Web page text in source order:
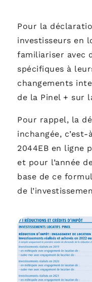
Pour la
investisseurs en
familiariser avec
spécifiques à
changements
de la Pinel + sur
Pour rappel, la
inchangée,
2044EB en ligne
et pour l’année
base de ce
de